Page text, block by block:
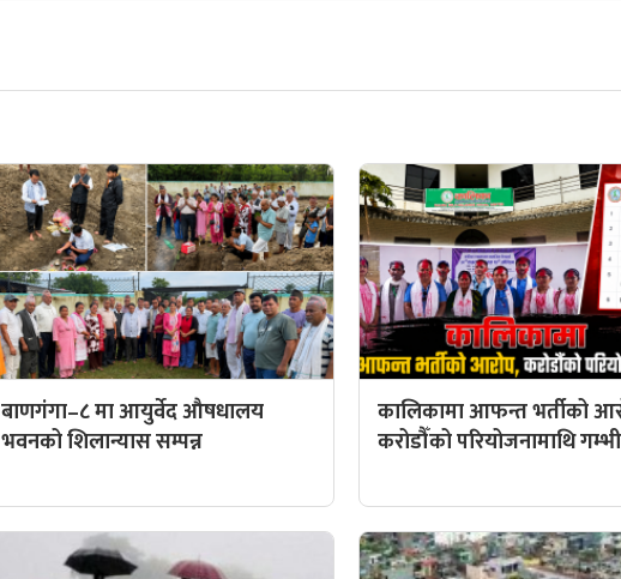
बाणगंगा–८ मा आयुर्वेद औषधालय
भवनको शिलान्यास सम्पन्न
कालिकामा आफन्त भर्तीको
करोडौँको परियोजनामाथि